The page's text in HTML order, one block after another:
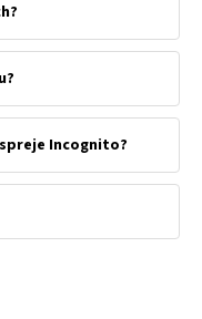
Incognito?